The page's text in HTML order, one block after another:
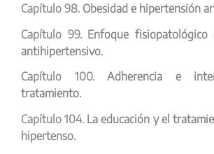
Capítulo 98. Obesidad e hipertensión
Capítulo 99. Enfoque
antihipertensivo.
Capítulo 100.Adherencia e
tratamiento.
Capítulo 104. La educación y el
hipertenso.